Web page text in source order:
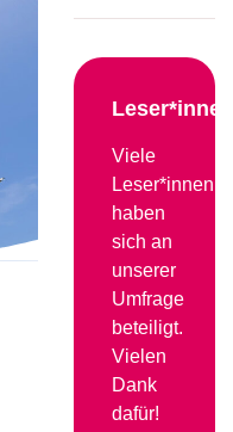
Viele
Leser*innen
haben
sich an
unserer
Umfrage
beteiligt.
Vielen
Dank
dafür!